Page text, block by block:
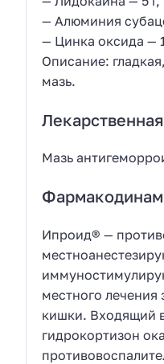
— Алюминия
— Цинка оксида —
Описание:
мазь.
Мазь
Ипроид® —
местного
кишки. Входящий
гидрокортизон